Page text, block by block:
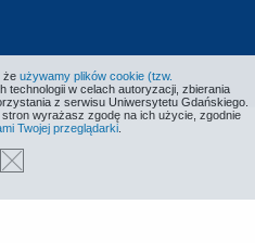
że używamy plików cookie (tzw.
technologii w celach autoryzacji, zbierania
z serwisu Uniwersytetu Gdańskiego.
wyrażasz zgodę na ich użycie, zgodnie
Twojej przeglądarki